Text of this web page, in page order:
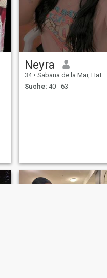
Neyra
34 • Sabana de la Mar, Hato Mayor, Dom. Rep.
Suche: 40 - 63